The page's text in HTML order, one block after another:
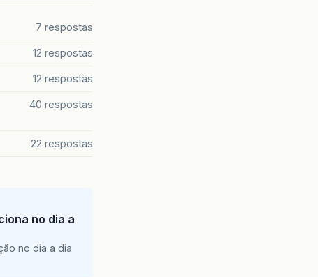
7 respostas
12 respostas
12 respostas
40 respostas
22 respostas
no dia a
no dia a dia